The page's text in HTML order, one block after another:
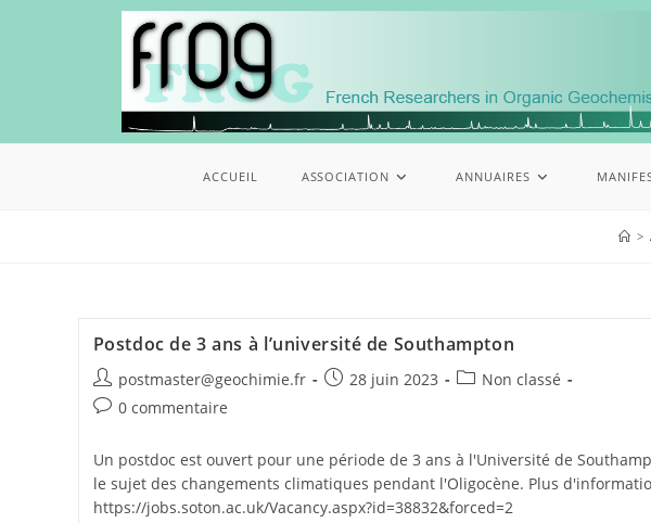
ACCUEIL ASSOCIATION ANNUAIRES
>
Postdoc de 3 ans à l’université de Southampton
postmaster@geochimie.fr 28 juin 2023
Non classé
0 commentaire
Un postdoc est ouvert pour une période de 3 ans à l'Université de
le sujet des changements climatiques pendant l'Oligocène. Plus
https://jobs.soton.ac.uk/Vacancy.aspx?id=38832&forced=2